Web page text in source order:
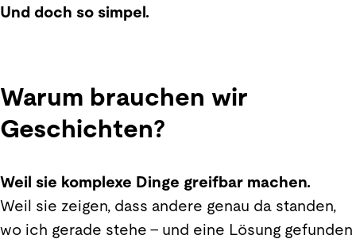
Und doch so simpel.
Warum brauchen wir
Geschichten?
Weil sie komplexe Dinge greifbar machen.
Weil sie zeigen, dass andere genau da standen,
wo ich gerade stehe – und eine Lösung gefunden